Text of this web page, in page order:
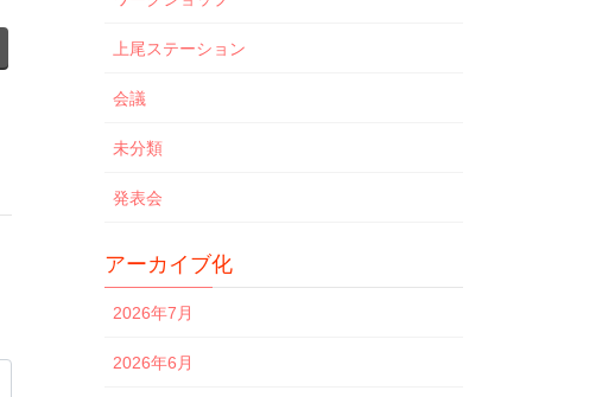
上尾ステーション
会議
未分類
発表会
アーカイブ化
2026年7月
2026年6月